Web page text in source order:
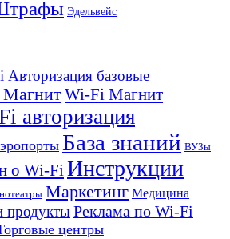
Эдельвейс
Авторизация базовые
Wi-Fi Магнит
авторизация
База знаний ВУЗы
о Wi-FiИнструкции
Маркетинг Медицина
Реклама по Wi-Fi
центры